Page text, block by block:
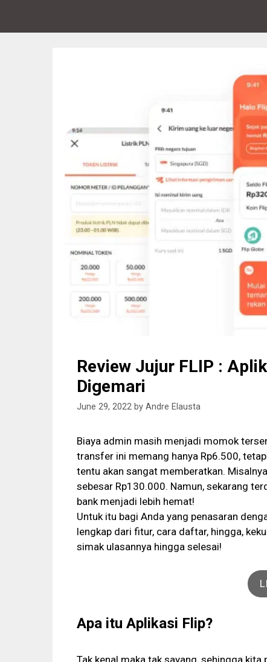
Review Jujur FLIP :
Digemari
June 29, 2022 by Andre Elausta
Biaya admin masih menjadi momok
transfer ini memang hanya Rp6.500,
tentu akan sangat memberatkan.
sebesar Rp130.000. Namun, sekarang
bank menjadi lebih hemat!
Untuk itu bagi Anda yang penasaran
lengkap dari fitur, cara daftar, hingga,
simak ulasannya hingga selesai!
Apa itu Aplikasi Flip?